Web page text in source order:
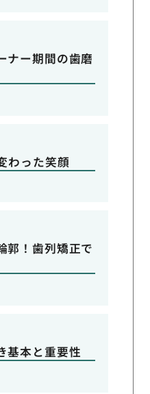
ナー期間の歯磨
わった笑顔
郭！歯列矯正で
基本と重要性